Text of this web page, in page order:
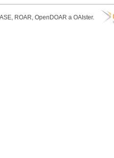
ROAR, OpenDOAR a OAIster.